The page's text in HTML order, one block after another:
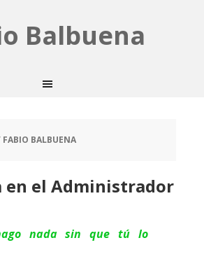
Balbuena
FABIO BALBUENA
en el Administrador
nada sin que tú lo